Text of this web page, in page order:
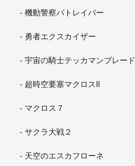
機動警察パトレイバー
勇者エクスカイザー
宇宙の騎士テッカマンブレード
超時空要塞マクロスII
マクロス７
サクラ大戦２
天空のエスカフローネ